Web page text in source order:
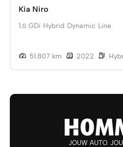
Kia Niro
1.6 GDi Hybrid Dynamic Line
51.807 km 2022
JOUW AUTO.